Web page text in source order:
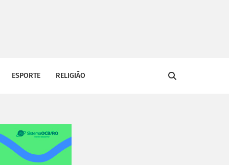
ESPORTE RELIGIÃO